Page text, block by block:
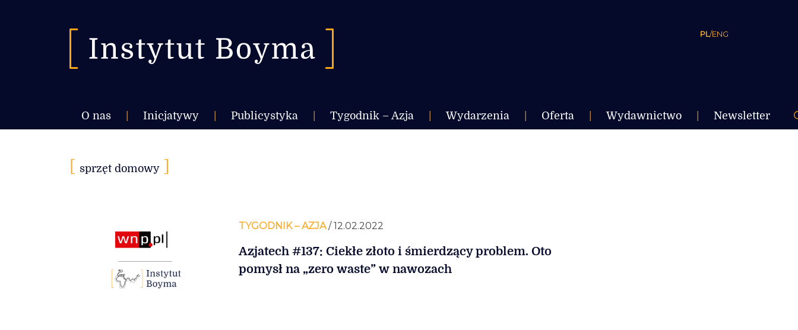
PL/ENG
O nas Inicjatywy Publicystyka Tygodnik – Azja Wydarzenia Oferta Wydawnictwo Newsletter
sprzęt domowy
TYGODNIK – AZJA/ 12.02.2022
Azjatech #137: Ciekłe złoto i śmierdzący problem. Oto
pomysł na „zero waste” w nawozach